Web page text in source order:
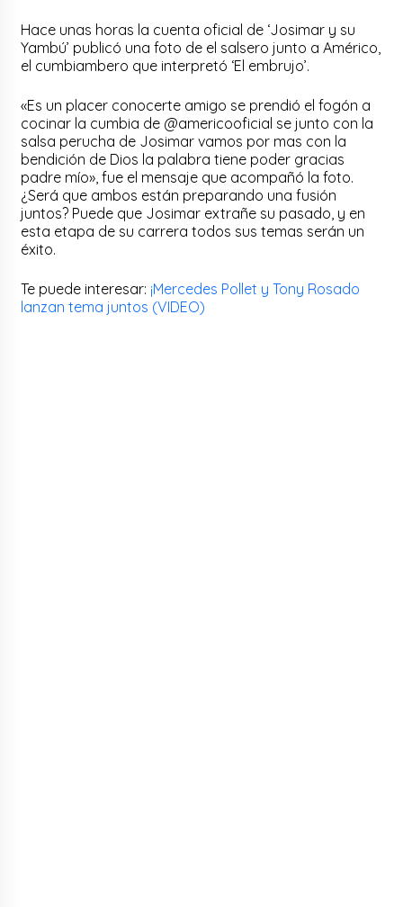
Hace unas horas la cuenta oficial de ‘Josimar y su
Yambú’ publicó una foto de el salsero junto a Américo,
el cumbiambero que interpretó ‘El embrujo’.
«Es un placer conocerte amigo se prendió el fogón a
cocinar la cumbia de @americooficial se junto con la
salsa perucha de Josimar vamos por mas con la
bendición de Dios la palabra tiene poder gracias
padre mío», fue el mensaje que acompañó la foto.
¿Será que ambos están preparando una fusión
juntos? Puede que Josimar extrañe su pasado, y en
esta etapa de su carrera todos sus temas serán un
éxito.
Te puede interesar: ¡Mercedes Pollet y Tony Rosado
lanzan tema juntos (VIDEO)